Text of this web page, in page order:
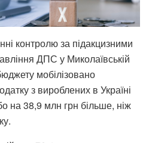
контролю за підакцизними
ДПС у Миколаївській
мобілізовано
з вироблених в Україні
на 38,9 млн грн більше, ніж